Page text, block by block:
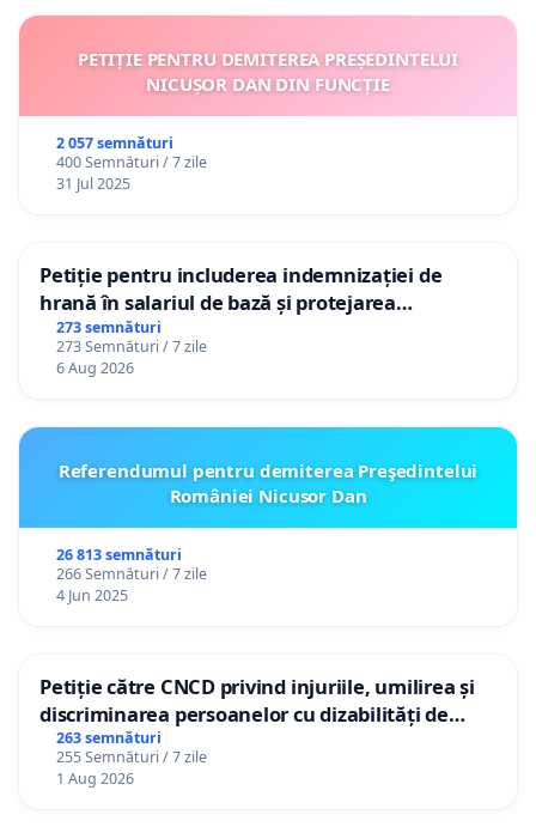
PETIȚIE PENTRU DEMITEREA PREȘEDINTELUI
NICUȘOR DAN DIN FUNCȚIE
2 057 semnături
400 Semnături / 7 zile
31 Jul 2025
Petiție pentru includerea indemnizației de
hrană în salariul de bază și protejarea
gradațiilor de vechime pentru asistenții
personali
273 semnături
273 Semnături / 7 zile
6 Aug 2026
Referendumul pentru demiterea Preşedintelui
României Nicusor Dan
26 813 semnături
266 Semnături / 7 zile
4 Jun 2025
Petiție către CNCD privind injuriile, umilirea și
discriminarea persoanelor cu dizabilități de
către utilizatorul TikTok „Gorici”
263 semnături
255 Semnături / 7 zile
1 Aug 2026